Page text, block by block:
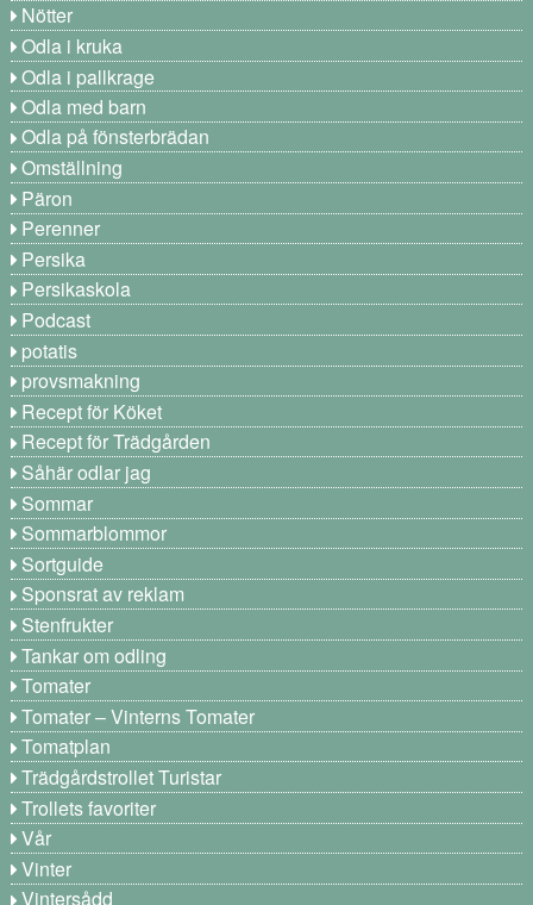
Nötter
Odla i kruka
Odla i pallkrage
Odla med barn
Odla på fönsterbrädan
Omställning
Päron
Perenner
Persika
Persikaskola
Podcast
potatis
provsmakning
Recept för Köket
Recept för Trädgården
Såhär odlar jag
Sommar
Sommarblommor
Sortguide
Sponsrat av reklam
Stenfrukter
Tankar om odling
Tomater
Tomater – Vinterns Tomater
Tomatplan
Trädgårdstrollet Turistar
Trollets favoriter
Vår
Vinter
Vintersådd